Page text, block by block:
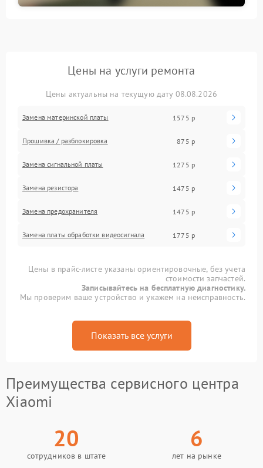
Цены на услуги ремонта
Цены актуальны на текущую дату 08.08.2026
Замена материнской платы 1575 р
Прошивка / разблокировка 875 р
Замена сигнальной платы 1275 р
Замена резистора 1475 р
Замена предохранителя 1475 р
Замена платы обработки видеосигнала 1775 р
Цены в прайс-листе указаны ориентировочные, без учета
стоимости запчастей.
Записывайтесь на бесплатную диагностику.
Мы проверим ваше устройство и укажем на неисправность.
Показать все услуги
Преимущества сервисного центра
Xiaomi
20
сотрудников в штате
6
лет на рынке